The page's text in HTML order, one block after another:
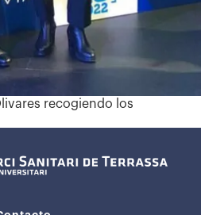
recogiendo los